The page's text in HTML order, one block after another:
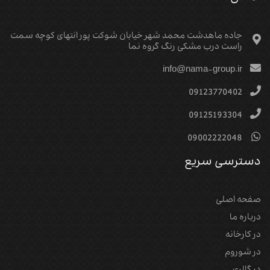
جاده ماهدشت محمد شهر خیابان شوکت پور انتهای کوچه سمت
راست درب مشکی رنگ گروه نما
info@nama-group.ir
09123770402
09125193304
09002222048
دسترسی سریع
صفحه اصلی
درباره ما
در کارخانه
در شوروم